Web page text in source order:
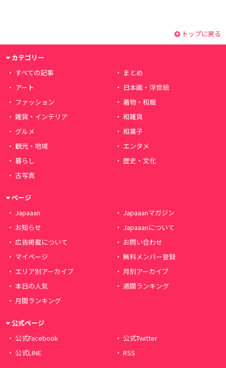
トップに戻る
カテゴリー
すべての記事
まとめ
アート
日本画・浮世絵
ファッション
着物・和服
雑貨・インテリア
和雑貨
グルメ
和菓子
観光・地域
エンタメ
暮らし
歴史・文化
古写真
ページ
Japaaan
Japaaanマガジン
お知らせ
Japaaanについて
広告掲載について
お問い合わせ
マイページ
無料メンバー登録
エリア別アーカイブ
月別アーカイブ
本日の人気
週間ランキング
月間ランキング
公式ページ
公式Facebook
公式Twitter
公式LINE
RSS